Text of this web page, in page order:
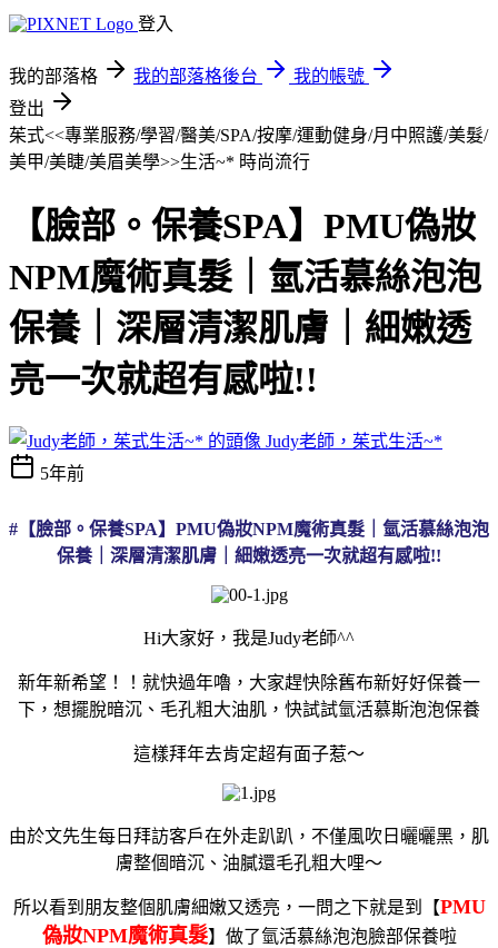
登入
我的部落格 我的部落格後台
我的帳號
登出
茱式<<專業服務/學習/醫美/SPA/按摩/運動健身/月中照護/美髮/
美甲/美睫/美眉美學>>生活~* 時尚流行
【臉部。保養SPA】PMU偽妝
NPM魔術真髮｜氫活慕絲泡泡
保養｜深層清潔肌膚｜細嫩透
亮一次就超有感啦!!
Judy老師，茱式生活~*
5年前
#【臉部。保養SPA】PMU偽妝NPM魔術真髮｜氫活慕絲泡泡
保養｜深層清潔肌膚｜細嫩透亮一次就超有感啦!!
Hi大家好，我是Judy老師^^
新年新希望！！就快過年嚕，大家趕快除舊布新好好保養一
下，想擺脫暗沉、毛孔粗大油肌，快試試氫活慕斯泡泡保養
這樣拜年去肯定超有面子惹～
由於文先生每日拜訪客戶在外走趴趴，不僅風吹日曬曬黑，肌
膚整個暗沉、油膩還毛孔粗大哩～
所以看到朋友整個肌膚細嫩又透亮，一問之下就是到【PMU
偽妝NPM魔術真髮】做了氫活慕絲泡泡臉部保養啦